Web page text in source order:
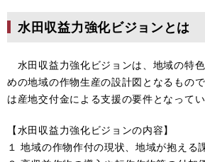
水田収益力強化ビジョンとは
水田収益力強化ビジョンは、地域の特
めの地域の作物生産の設計図となるもの
は産地交付金による支援の要件となってい
【水田収益力強化ビジョンの内容】
１ 地域の作物作付の現状、地域が抱える